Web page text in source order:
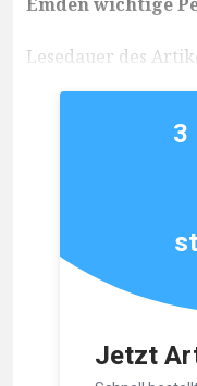
Lesedauer des
Jetzt
3